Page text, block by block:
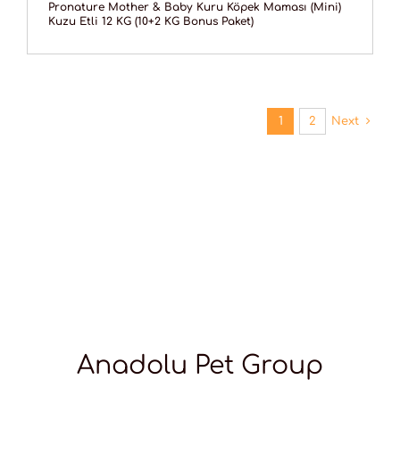
Pronature Mother & Baby Kuru Köpek Maması (Mini)
Kuzu Etli 12 KG (10+2 KG Bonus Paket)
1 2 Next
Anadolu Pet Group